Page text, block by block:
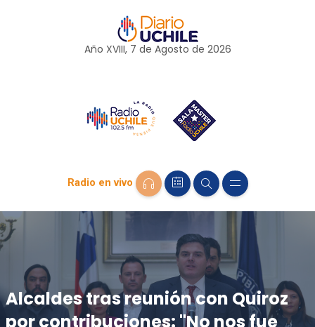
Año XVIII, 7 de Agosto de 2026
Radio en vivo
Alcaldes tras reunión con Quiroz
por contribuciones: "No nos fue